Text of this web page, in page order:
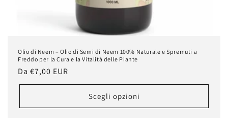
Olio di Neem – Olio di Semi di Neem 100% Naturale e Spremuti a
Freddo per la Cura e la Vitalità delle Piante
Prezzo
di
Da €7,00 EUR
Scegli opzioni